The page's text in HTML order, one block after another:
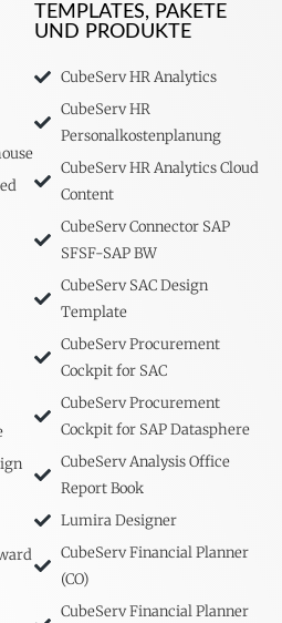
TEMPLATES, PAKETE
UND PRODUKTE
CubeServ HR Analytics
CubeServ HR
Personalkostenplanung
CubeServ HR Analytics Cloud
Content
CubeServ Connector SAP
SFSF-SAP BW
CubeServ SAC Design
Template
CubeServ Procurement
Cockpit for SAC
CubeServ Procurement
Cockpit for SAP Datasphere
CubeServ Analysis Office
Report Book
Lumira Designer
CubeServ Financial Planner
(CO)
CubeServ Financial Planner